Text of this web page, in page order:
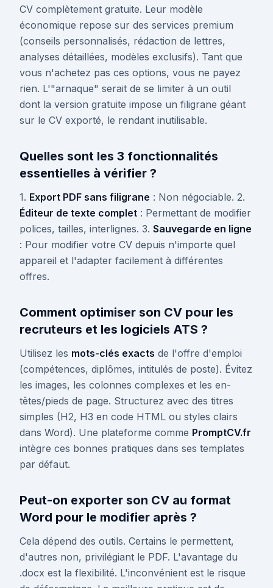
CV complètement gratuite. Leur modèle
économique repose sur des services premium
(conseils personnalisés, rédaction de lettres,
analyses détaillées, modèles exclusifs). Tant que
vous n'achetez pas ces options, vous ne payez
rien. L'"arnaque" serait de se limiter à un outil
dont la version gratuite impose un filigrane géant
sur le CV exporté, le rendant inutilisable.
Quelles sont les 3 fonctionnalités
essentielles à vérifier ?
1. Export PDF sans filigrane : Non négociable. 2.
Éditeur de texte complet : Permettant de modifier
polices, tailles, interlignes. 3. Sauvegarde en ligne
: Pour modifier votre CV depuis n'importe quel
appareil et l'adapter facilement à différentes
offres.
Comment optimiser son CV pour les
recruteurs et les logiciels ATS ?
Utilisez les mots-clés exacts de l'offre d'emploi
(compétences, diplômes, intitulés de poste). Évitez
les images, les colonnes complexes et les en-
têtes/pieds de page. Structurez avec des titres
simples (H2, H3 en code HTML ou styles clairs
dans Word). Une plateforme comme PromptCV.fr
intègre ces bonnes pratiques dans ses templates
par défaut.
Peut-on exporter son CV au format
Word pour le modifier après ?
Cela dépend des outils. Certains le permettent,
d'autres non, privilégiant le PDF. L'avantage du
.docx est la flexibilité. L'inconvénient est le risque